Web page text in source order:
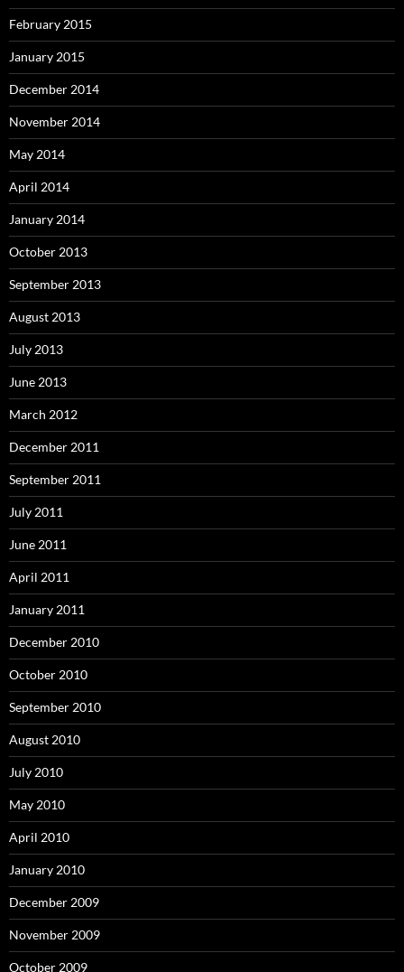
February 2015
January 2015
December 2014
November 2014
May 2014
April 2014
January 2014
October 2013
September 2013
August 2013
July 2013
June 2013
March 2012
December 2011
September 2011
July 2011
June 2011
April 2011
January 2011
December 2010
October 2010
September 2010
August 2010
July 2010
May 2010
April 2010
January 2010
December 2009
November 2009
October 2009